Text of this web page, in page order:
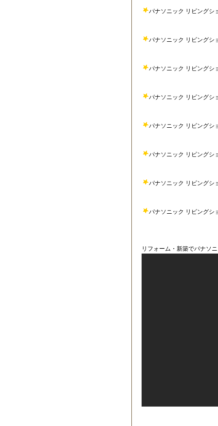
パナソニック リビング
パナソニック リビング
パナソニック リビング
パナソニック リビング
パナソニック リビング
パナソニック リビング
パナソニック リビング
パナソニック リビング
リフォーム・新築でパナソ